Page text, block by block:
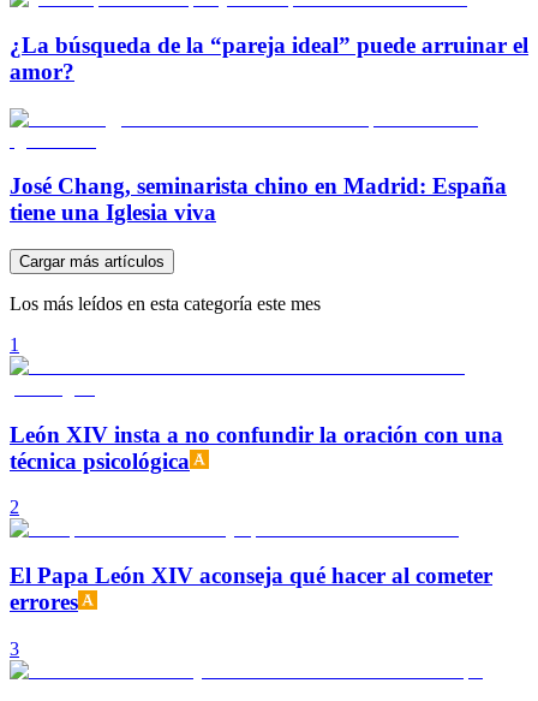
¿La búsqueda de la “pareja ideal” puede arruinar el
amor?
José Chang, seminarista chino en Madrid: España
tiene una Iglesia viva
Cargar más artículos
Los más leídos en esta categoría este mes
1
León XIV insta a no confundir la oración con una
técnica psicológica
2
El Papa León XIV aconseja qué hacer al cometer
errores
3